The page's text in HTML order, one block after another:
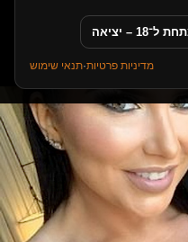
– יציאה
מדיניות פרטיות·תנאי שימוש